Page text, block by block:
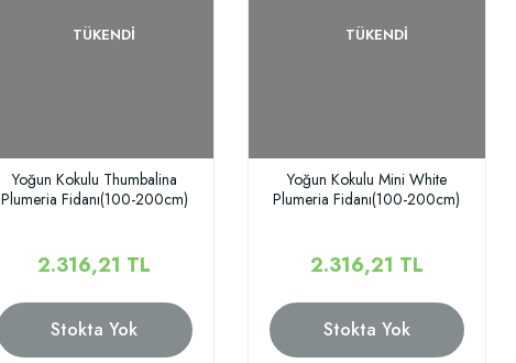
TÜKENDI
Yoğun Kokulu Thumbalina
Plumeria Fidanı(100-200cm)
2.316,21 TL
Stokta Yok
TÜKENDI
Yoğun Kokulu Mini White
Plumeria Fidanı(100-200cm)
2.316,21 TL
Stokta Yok